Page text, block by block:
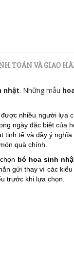
TOÁN VÀ GIAO
nhật. Những mẫu
nhiều người lựa
ngày đặc biệt của
tế và đầy ý
quà chính.
bó hoa sinh
gửi thay vì các
trước khi lựa chọn.